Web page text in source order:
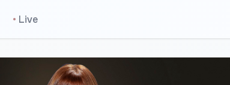
• Live